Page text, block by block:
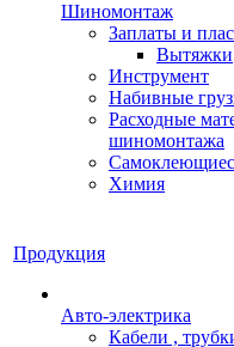
Шиномонтаж
Заплаты и
Вытяжки
Инструмент
Набивные
Расходные
шиномонтажа
Химия
Продукция
Авто-электрика
Кабели ,